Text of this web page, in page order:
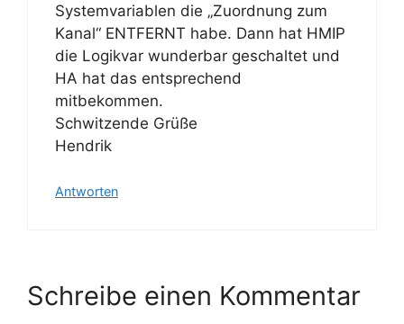
Systemvariablen die „Zuordnung zum
Kanal“ ENTFERNT habe. Dann hat HMIP
die Logikvar wunderbar geschaltet und
HA hat das entsprechend
mitbekommen.
Schwitzende Grüße
Hendrik
Antworten
Schreibe einen Kommentar